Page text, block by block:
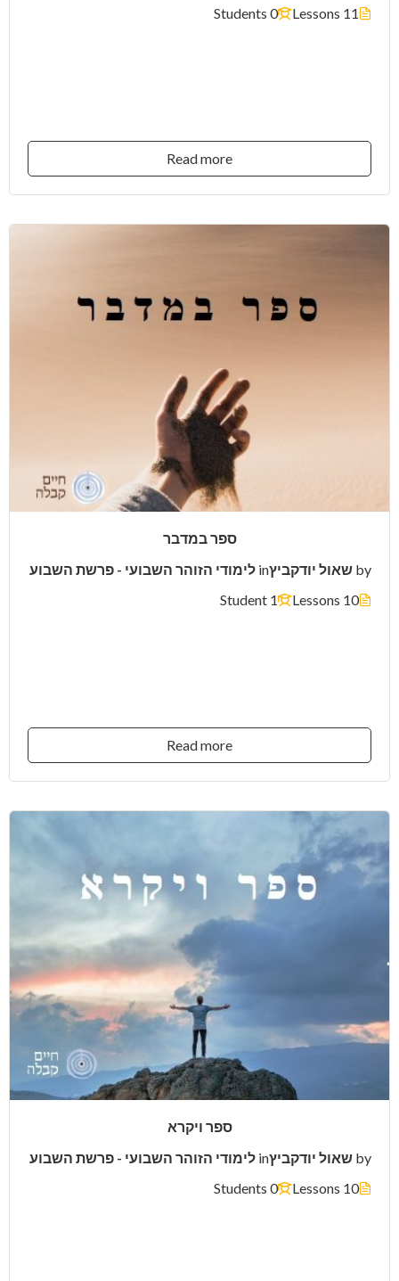
11 Lessons
0 Students
Read more
ספר במדבר
by שאול יודקביץin לימודי הזוהר השבועי - פרשת השבוע
10 Lessons
1 Student
Read more
ספר ויקרא
by שאול יודקביץin לימודי הזוהר השבועי - פרשת השבוע
10 Lessons
0 Students